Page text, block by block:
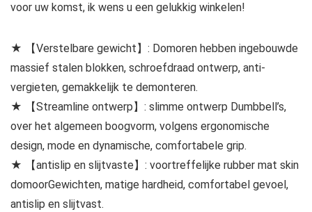
voor uw komst, ik wens u een gelukkig winkelen!
★ 【Verstelbare gewicht】: Domoren hebben ingebouwde
massief stalen blokken, schroefdraad ontwerp, anti-
vergieten, gemakkelijk te demonteren.
★ 【Streamline ontwerp】: slimme ontwerp Dumbbell’s,
over het algemeen boogvorm, volgens ergonomische
design, mode en dynamische, comfortabele grip.
★ 【antislip en slijtvaste】: voortreffelijke rubber mat skin
domoorGewichten, matige hardheid, comfortabel gevoel,
antislip en slijtvast.